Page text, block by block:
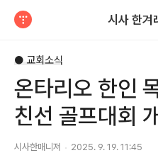
시사 한
● 교회소식
온타리오 한인
친선 골프대회
시사한매니져 2025. 9. 19. 11:45